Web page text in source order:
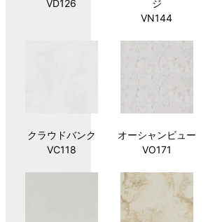
VD126
ジ
VN144
クラウドバンク
VC118
オーシャンビュー
VO171